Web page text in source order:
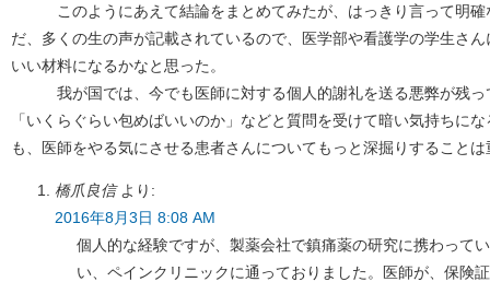
このようにあえて結論をまとめてみたが、はっきり言って明確
だ、多くの生の声が記載されているので、医学部や看護学の学生さ
いい材料になるかなと思った。
我が国では、今でも医師に対する個人的謝礼を送る悪弊が残っ
「いくらぐらい包めばいいのか」などと質問を受けて暗い気持ちに
も、医師をやる気にさせる患者さんについてもっと深掘りすること
橋爪良信 より:
2016年8月3日 8:08 AM
個人的な経験ですが、製薬会社で鎮痛薬の研究に携わって
い、ペインクリニックに通っておりました。医師が、保険